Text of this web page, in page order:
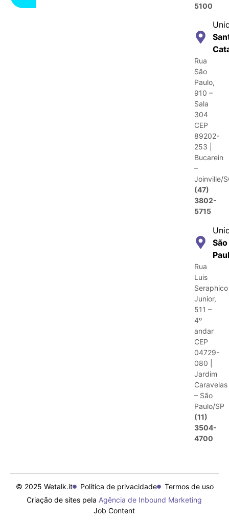
5100
Rua
São
Paulo,
910 –
Sala
304
CEP
89202-
253 |
Bucarein
–
Joinville/
(47)
3802-
5715
São
Rua
Luis
Seraphico
Junior,
511 –
4º
andar
CEP
04729-
080 |
Jardim
Caravelas
– São
Paulo/SP
(11)
3504-
4700
© 2025 Wetalk.it Política de privacidade
Termos de uso
Criação de sites pela Agência de Inbound Marketing
Job Content